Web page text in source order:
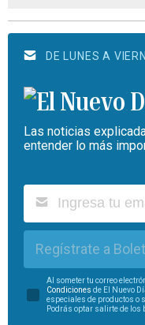
DE LUNES A
Las noticias
entender lo más
Regístrate a
Al someter tu correo
Condiciones de El Nuevo
especiales de productos o
Podrás optar salirte de los